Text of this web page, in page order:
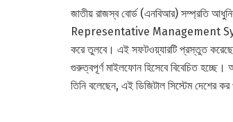
জাতীয় রাজস্ব বোর্ড (এনবিআর) সম্প্রতি
Representative Management System
করে তুলবে। এই সফটওয়্যারটি প্রস্তুত
গুরুত্বপূর্ণ মাইলফোন হিসেবে বিবেচিত হচ্ছে।
তিনি বলেছেন, এই ডিজিটাল সিস্টেম দেশের